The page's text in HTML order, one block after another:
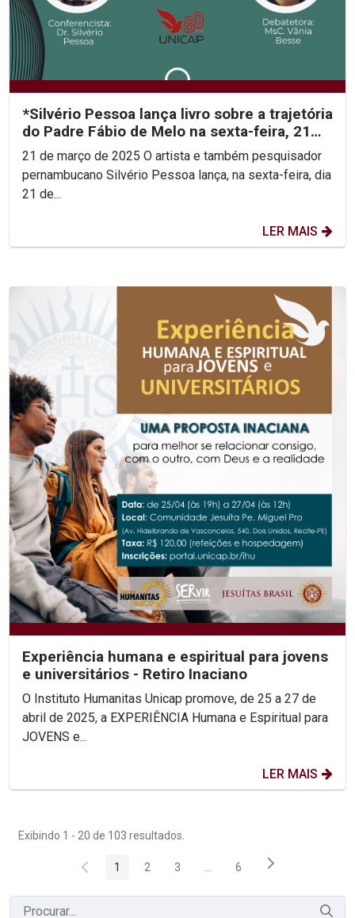
*Silvério Pessoa lança livro sobre a trajetória
do Padre Fábio de Melo na sexta-feira, 21
de...
21 de março de 2025 O artista e também pesquisador
pernambucano Silvério Pessoa lança, na sexta-feira, dia
21 de...
LER MAIS
Experiência humana e espiritual para jovens
e universitários - Retiro Inaciano
O Instituto Humanitas Unicap promove, de 25 a 27 de
abril de 2025, a EXPERIÊNCIA Humana e Espiritual para
JOVENS e...
LER MAIS
Exibindo 1 - 20 de 103 resultados.
Página
1 Página
2 Página
3 Páginas intermediárias Usar
Página
6